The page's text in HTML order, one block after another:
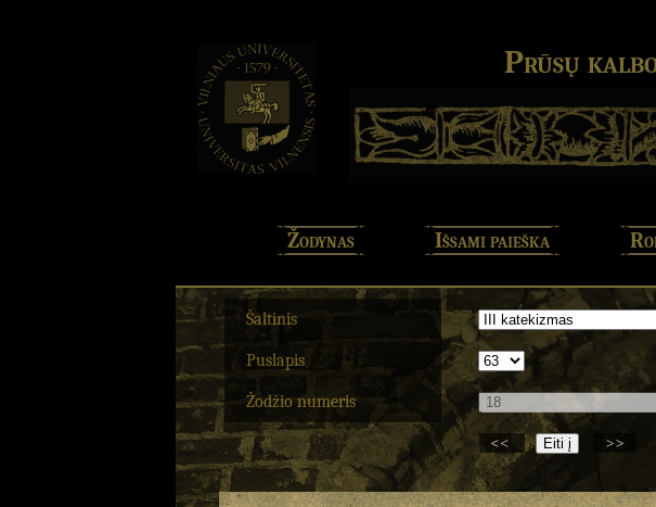
Prūsų
Žodynas Išsami paieška
Šaltinis
Puslapis
Žodžio numeris
<< >>